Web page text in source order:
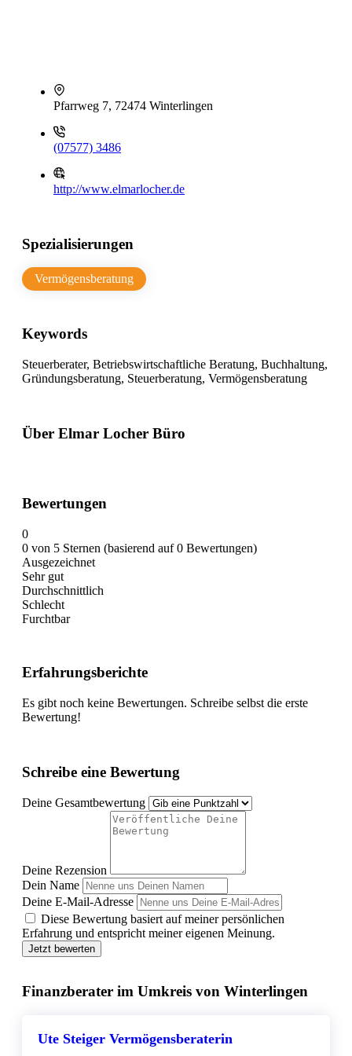
Pfarrweg 7, 72474 Winterlingen
(07577) 3486
http://www.elmarlocher.de
Spezialisierungen
Vermögensberatung
Keywords
Steuerberater, Betriebswirtschaftliche Beratung, Buchhaltung,
Gründungsberatung, Steuerberatung, Vermögensberatung
Über Elmar Locher Büro
Bewertungen
0
0 von 5 Sternen (basierend auf 0 Bewertungen)
Ausgezeichnet
Sehr gut
Durchschnittlich
Schlecht
Furchtbar
Erfahrungsberichte
Es gibt noch keine Bewertungen. Schreibe selbst die erste
Bewertung!
Schreibe eine Bewertung
Deine Gesamtbewertung
Deine Rezension
Dein Name
Deine E-Mail-Adresse
Diese Bewertung basiert auf meiner persönlichen
Erfahrung und entspricht meiner eigenen Meinung.
Jetzt bewerten
Finanzberater im Umkreis von Winterlingen
Ute Steiger Vermögensberaterin